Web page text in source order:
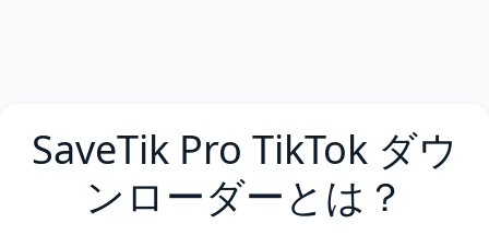
SaveTik Pro TikTok ダウ
ンローダーとは？